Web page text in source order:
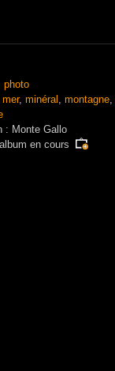
photo
mer, minéral montagne
: Monte Gallo
en cours